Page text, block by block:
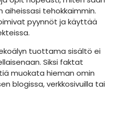
aiheissasi tehokkaimmin.
pyynnöt ja käyttää
tuottama sisältö ei
Siksi faktat
muokata hieman omin
blogissa, verkkosivuilla tai